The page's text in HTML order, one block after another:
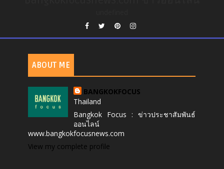
ABOUT ME
BANGKOKFOCUS
Thailand
Bangkok Focus : ข่าวประชาสัมพันธ์
ออนไลน์
www.bangkokfocusnews.com
View my complete profile